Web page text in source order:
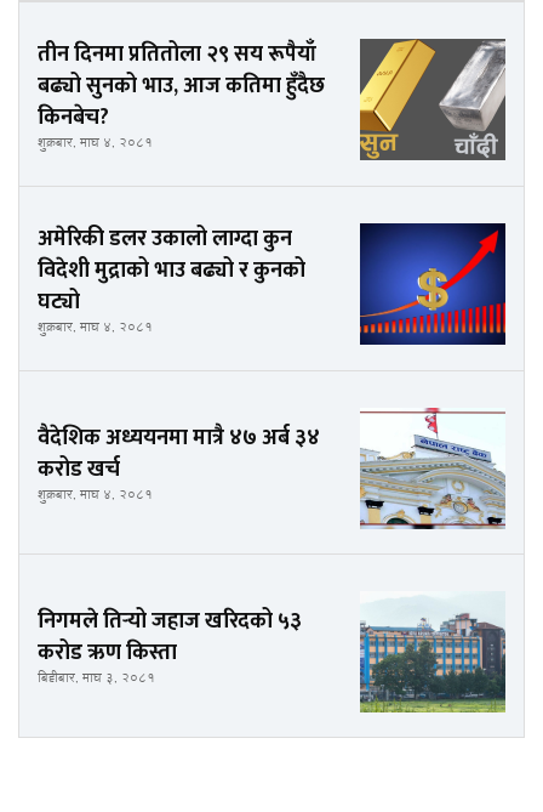
तीन दिनमा प्रतितोला २९ सय रूपैयाँ
बढ्यो सुनको भाउ, आज कतिमा हुँदैछ
किनबेच?
शुक्रबार, माघ ४, २०८१
अमेरिकी डलर उकालो लाग्दा कुन
विदेशी मुद्राको भाउ बढ्यो र कुनको
घट्यो
शुक्रबार, माघ ४, २०८१
वैदेशिक अध्ययनमा मात्रै ४७ अर्ब ३४
करोड खर्च
शुक्रबार, माघ ४, २०८१
निगमले तिर्‍यो जहाज खरिदको ५३
करोड ऋण किस्ता
बिहीबार, माघ ३, २०८१